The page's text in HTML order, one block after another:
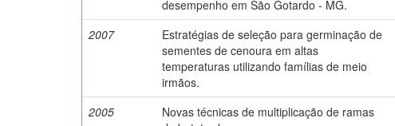
desempenho em São Gotardo - MG.
2007
Estratégias de seleção para germinação de
sementes de cenoura em altas
temperaturas utilizando famílias de meio
irmãos.
2005
Novas técnicas de multiplicação de ramas